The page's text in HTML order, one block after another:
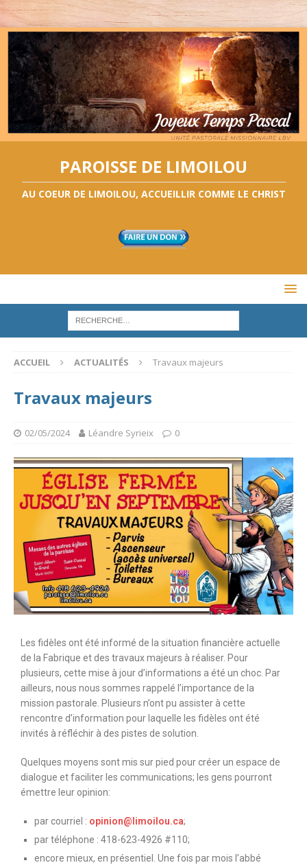
PAROISSE DE LIMOILOU
AU COEUR DE LIMOILOU, ACCUEILLIR COMME LE CHRIST
ACCUEIL ACTUALITÉS Travaux majeurs
Travaux majeurs
02/05/2024 Léandre Syrieix 0
Les fidèles ont été informé de la situation financière actuelle
de la Fabrique et des travaux majeurs à réaliser. Pour
plusieurs, cette mise à jour d’informations a été un choc. Par
ailleurs, nous nous sommes rappelé l’importance de la
mission pastorale. Plusieurs n’ont pu assister à cette
rencontre d’information pour laquelle les fidèles ont été
invités à réfléchir à des pistes de solution.
Quelques moyens sont mis sur pied pour créer un espace de
dialogue et faciliter les communications; les gens pourront
émettre leur opinion:
par courriel : opinion@limoilou.ca;
par téléphone : 418-623-4926 #110;
encore mieux, en présentiel. Une fois par mois l’abbé